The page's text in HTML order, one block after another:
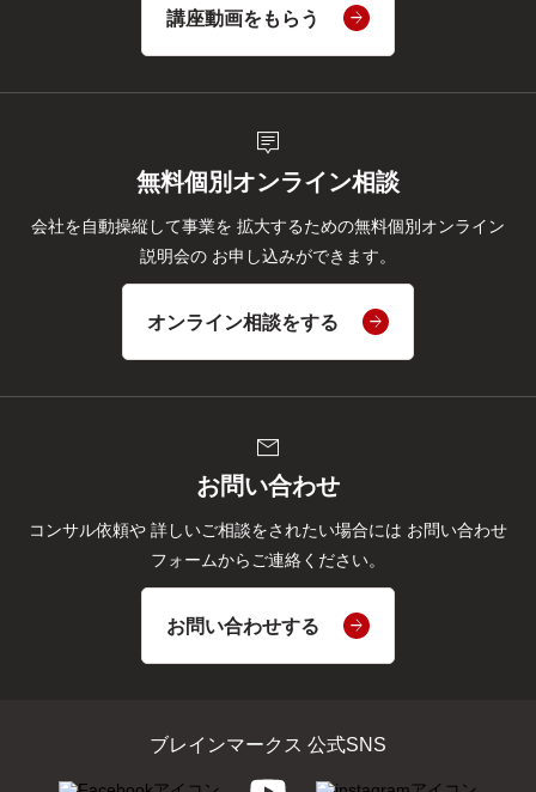
講座動画をもらう
tooltip_2
無料個別オンライン相談
会社を自動操縦して事業を 拡大するための無料個別オンライン
説明会の お申し込みができます。
オンライン相談をする
mail
お問い合わせ
コンサル依頼や 詳しいご相談をされたい場合には お問い合わせ
フォームからご連絡ください。
お問い合わせする
ブレインマークス 公式SNS